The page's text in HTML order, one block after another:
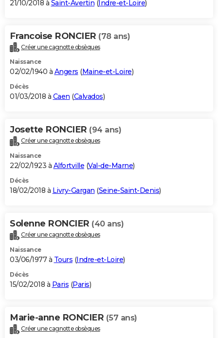
21/10/2018 à Saint-Avertin (Indre-et-Loire)
Francoise RONCIER (78 ans)
Créer une cagnotte obsèques
Naissance
02/02/1940 à Angers (Maine-et-Loire)
Décès
01/03/2018 à Caen (Calvados)
Josette RONCIER (94 ans)
Créer une cagnotte obsèques
Naissance
22/02/1923 à Alfortville (Val-de-Marne)
Décès
18/02/2018 à Livry-Gargan (Seine-Saint-Denis)
Solenne RONCIER (40 ans)
Créer une cagnotte obsèques
Naissance
03/06/1977 à Tours (Indre-et-Loire)
Décès
15/02/2018 à Paris (Paris)
Marie-anne RONCIER (57 ans)
Créer une cagnotte obsèques